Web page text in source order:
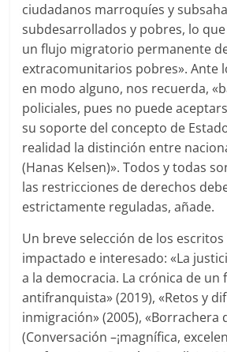
ciudadanos marroquíes y
subdesarrollados y pobres, lo
un flujo migratorio permanente
extracomunitarios pobres». Ante
en modo alguno, nos recuerda,
policiales, pues no puede
su soporte del concepto de
realidad la distinción entre
(Hanas Kelsen)». Todos y todas
las restricciones de derechos
estrictamente reguladas, añade.
Un breve selección de los
impactado e interesado: «La
a la democracia. La crónica de un
antifranquista» (2019), «Retos y
inmigración» (2005), «Borrachera
(Conversación –¡magnífica,